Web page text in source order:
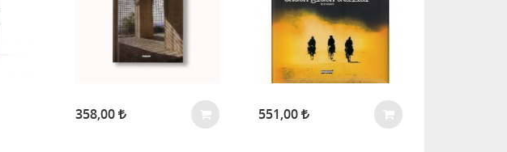
358,00 551,00